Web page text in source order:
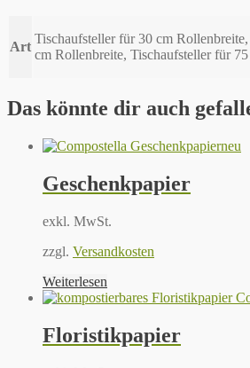
Art
Tischaufsteller für 30 cm
cm Rollenbreite, Tischaufsteller für
Das könnte dir auch
neu
Geschenkpapier
exkl. MwSt.
zzgl. Versandkosten
Weiterlesen
Floristikpapier